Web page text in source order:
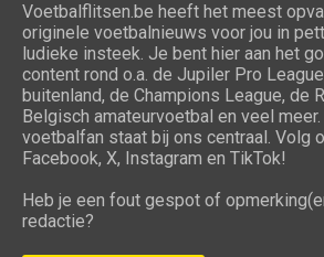
Voetbalflitsen.be heeft het meest
originele voetbalnieuws voor jou in
ludieke insteek. Je bent hier aan het
content rond o.a. de Jupiler Pro
buitenland, de Champions League, de
Belgisch amateurvoetbal en veel
voetbalfan staat bij ons centraal. Volg
Facebook, X, Instagram en TikTok!
Heb je een fout gespot of
redactie?